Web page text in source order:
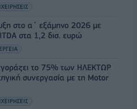
στο α΄ εξάμηνο 2026 με
στα 1,2 δισ. ευρώ
το 75% των ΗΛΕΚΤΩΡ
συνεργασία με τη Motor